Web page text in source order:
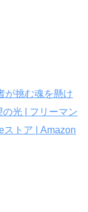
が挑む魂を懸け
光 | フリーマン
ストア | Amazon